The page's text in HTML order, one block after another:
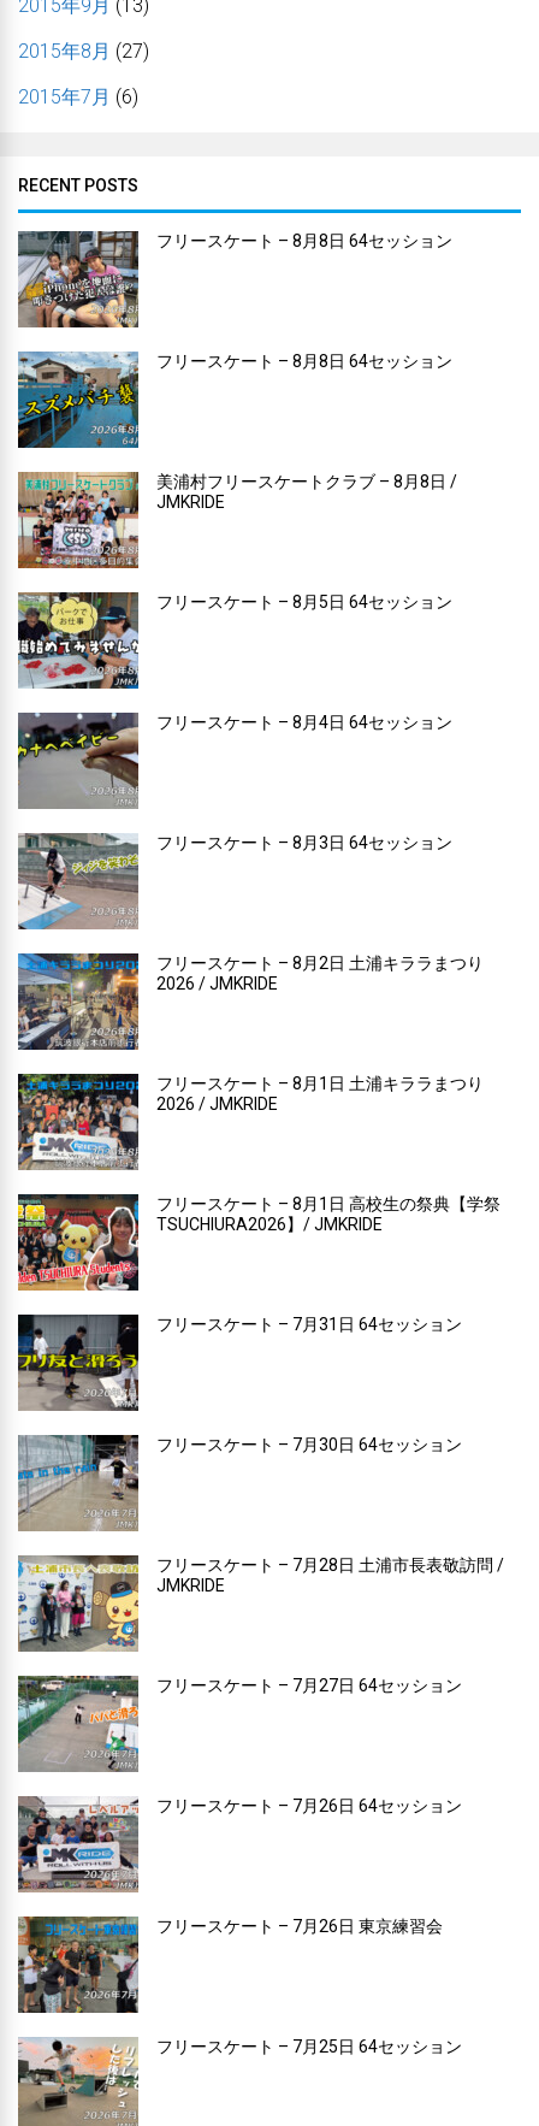
2015年9月 (13)
2015年8月 (27)
2015年7月 (6)
RECENT POSTS
フリースケート – 8月8日 64セッション
フリースケート – 8月8日 64セッション
美浦村フリースケートクラブ – 8月8日 /
JMKRIDE
フリースケート – 8月5日 64セッション
フリースケート – 8月4日 64セッション
フリースケート – 8月3日 64セッション
フリースケート – 8月2日 土浦キララまつり
2026 / JMKRIDE
フリースケート – 8月1日 土浦キララまつり
2026 / JMKRIDE
フリースケート – 8月1日 高校生の祭典【学祭
TSUCHIURA2026】/ JMKRIDE
フリースケート – 7月31日 64セッション
フリースケート – 7月30日 64セッション
フリースケート – 7月28日 土浦市長表敬訪問 /
JMKRIDE
フリースケート – 7月27日 64セッション
フリースケート – 7月26日 64セッション
フリースケート – 7月26日 東京練習会
フリースケート – 7月25日 64セッション